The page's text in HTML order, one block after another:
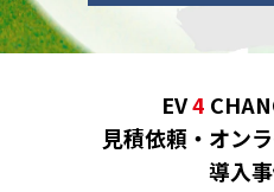
EV4
見積依頼・オン
導入